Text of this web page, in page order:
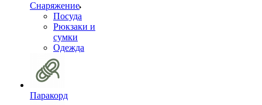
Снаряжение
Посуда
Рюкзаки и
сумки
Одежда
Паракорд